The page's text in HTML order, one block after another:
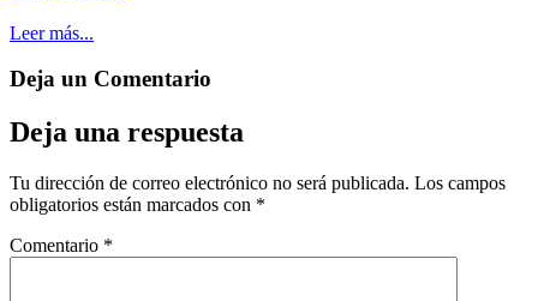
Leer más...
Deja un Comentario
Deja una respuesta
Tu dirección de correo electrónico no será publicada. Los campos
obligatorios están marcados con *
Comentario *